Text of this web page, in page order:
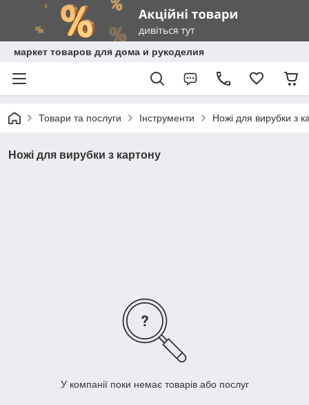
маркет товаров для дома и рукоделия
Товари та послуги Інструменти Ножі для вирубки з
Ножі для вирубки з картону
У компанії поки немає товарів або послуг